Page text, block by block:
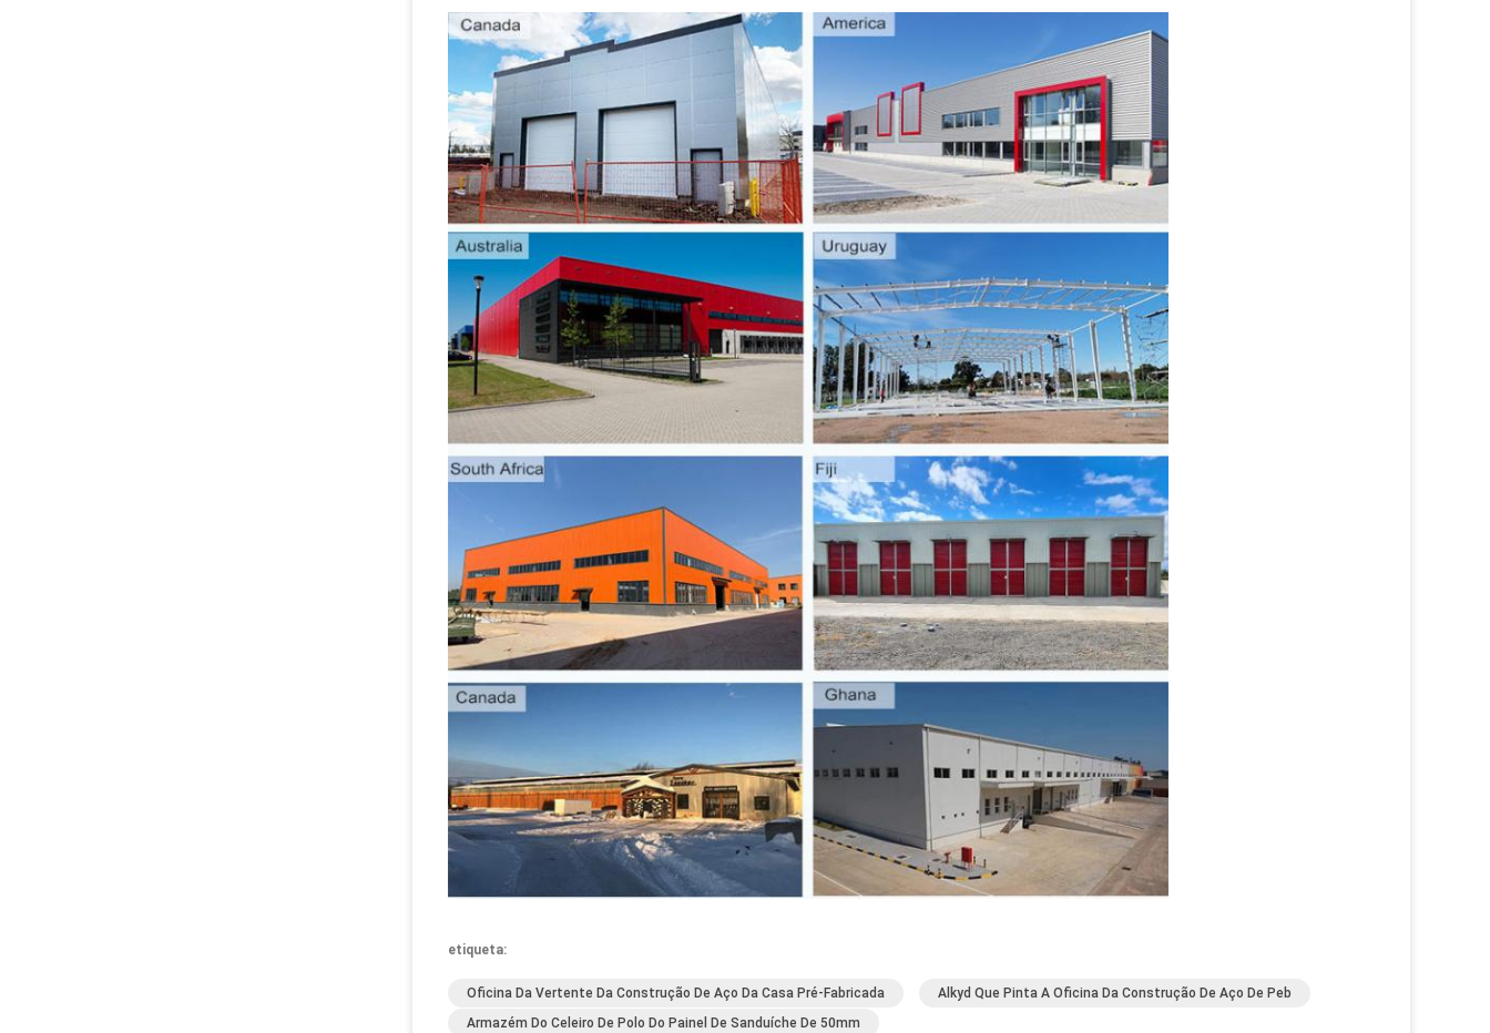
etiqueta:
Oficina Da Vertente Da Construção De Aço Da Casa Pré-Fabricada
Alkyd Que Pinta A Oficina Da Construção De Aço De Peb
Armazém Do Celeiro De Polo Do Painel De Sanduíche De 50mm